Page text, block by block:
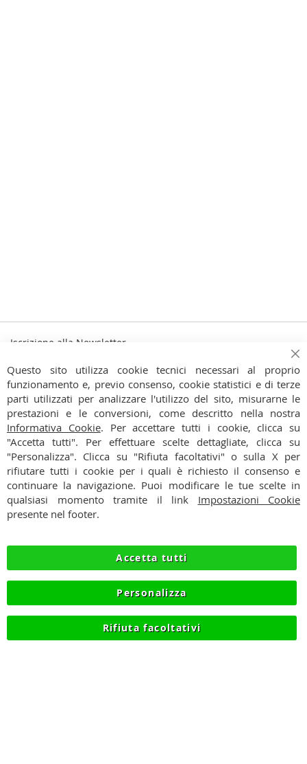
Iscrizione alla Newsletter
alla
nostra
Newsletter:
Iscriviti
Ho preso visione dell'Informativa Privacy
CONTATTI
CONDIZIONI
PAGAMENTI
PRIVACY
RECESSO
COOKIE
© 2012-2026 NIKMART.IT - P.IVA IT03420740130 - TEL
Questo sito utilizza cookie tecnici necessari al proprio
funzionamento e, previo consenso, cookie statistici e di terze
parti utilizzati per analizzare l'utilizzo del sito, misurarne le
prestazioni e le conversioni, come descritto nella nostra
Informativa Cookie. Per accettare tutti i cookie, clicca su
"Accetta tutti". Per effettuare scelte dettagliate, clicca su
"Personalizza". Clicca su "Rifiuta facoltativi" o sulla X per
rifiutare tutti i cookie per i quali è richiesto il consenso e
continuare la navigazione. Puoi modificare le tue scelte in
qualsiasi momento tramite il link Impostazioni Cookie
presente nel footer.
Accetta tutti
Personalizza
Rifiuta facoltativi